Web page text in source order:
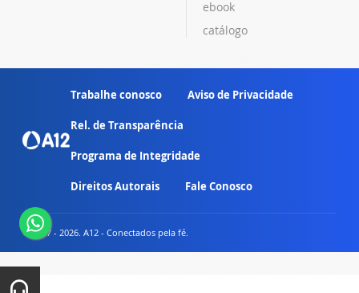
ebook
catálogo
Trabalhe conosco Aviso de Privacidade
Rel. de Transparência
Programa de Integridade
Direitos Autorais Fale Conosco
© 2007 - 2026. A12 - Conectados pela fé.